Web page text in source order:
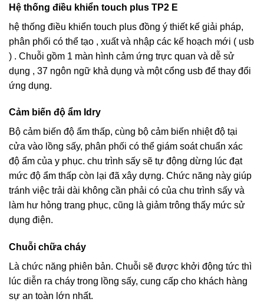
Hệ thống điều khiển touch plus TP2 E
hệ thống điều khiển touch plus đồng ý thiết kế giải pháp,
phân phối có thể tạo , xuất và nhập các kế hoạch mới ( usb
) . Chuỗi gồm 1 màn hình cảm ứng trực quan và dễ sử
dụng , 37 ngôn ngữ khả dụng và một cổng usb để thay đổi
ứng dụng.
Cảm biến độ ẩm Idry
Bộ cảm biến độ ẩm thấp, cùng bộ cảm biến nhiệt độ tại
cửa vào lồng sấy, phân phối có thể giám soát chuẩn xác
độ ẩm của y phục. chu trình sấy sẽ tự động dừng lúc đạt
mức độ ẩm thấp còn lại đã xây dựng. Chức năng này giúp
tránh việc trải dài không cần phải có của chu trình sấy và
làm hư hỏng trang phục, cũng là giảm trông thấy mức sử
dụng điện.
Chuỗi chữa cháy
Là chức năng phiên bản. Chuỗi sẽ được khởi động tức thì
lúc diễn ra cháy trong lồng sấy, cung cấp cho khách hàng
sự an toàn lớn nhất.